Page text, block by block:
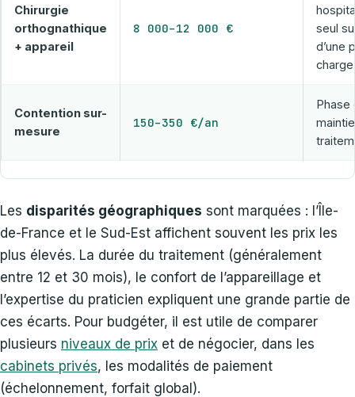
Chirurgie
orthognathique
+ appareil
8 000–12 000 €
seul
d’une
Contention sur-
mesure
150–350 €/an
Phase
Les disparités géographiques sont marquées : l’Île-
de-France et le Sud-Est affichent souvent les prix les
plus élevés. La durée du traitement (généralement
entre 12 et 30 mois), le confort de l’appareillage et
l’expertise du praticien expliquent une grande partie de
ces écarts. Pour budgéter, il est utile de comparer
plusieurs niveaux de prix et de négocier, dans les
cabinets privés, les modalités de paiement
(échelonnement, forfait global).